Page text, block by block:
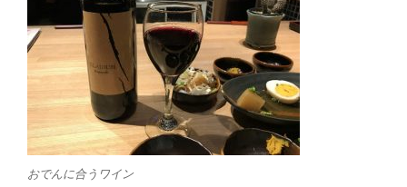
おでんに合うワイン